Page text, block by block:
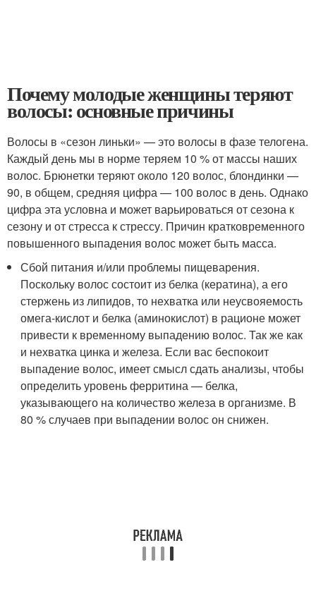
Почему молодые женщины теряют
волосы: основные причины
Волосы в «сезон линьки» — это волосы в фазе телогена.
Каждый день мы в норме теряем 10 % от массы наших
волос. Брюнетки теряют около 120 волос, блондинки —
90, в общем, средняя цифра — 100 волос в день. Однако
цифра эта условна и может варьироваться от сезона к
сезону и от стресса к стрессу. Причин кратковременного
повышенного выпадения волос может быть масса.
Сбой питания и/или проблемы пищеварения.
Поскольку волос состоит из белка (кератина), а его
стержень из липидов, то нехватка или неусвояемость
омега-кислот и белка (аминокислот) в рационе может
привести к временному выпадению волос. Так же как
и нехватка цинка и железа. Если вас беспокоит
выпадение волос, имеет смысл сдать анализы, чтобы
определить уровень ферритина — белка,
указывающего на количество железа в организме. В
80 % случаев при выпадении волос он снижен.